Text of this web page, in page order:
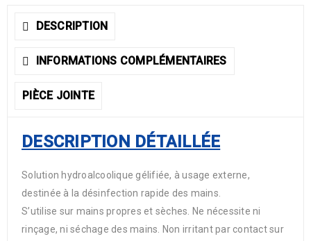
DESCRIPTION
INFORMATIONS COMPLÉMENTAIRES
PIÈCE JOINTE
DESCRIPTION DÉTAILLÉE
Solution hydroalcoolique gélifiée, à usage externe,
destinée à la désinfection rapide des mains.
S’utilise sur mains propres et sèches. Ne nécessite ni
rinçage, ni séchage des mains. Non irritant par contact sur